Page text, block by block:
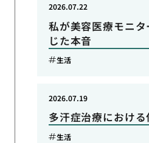
私が美容医療モニ
じた本音
2026.07.22
生活
多汗症治療におけ
2026.07.19
生活